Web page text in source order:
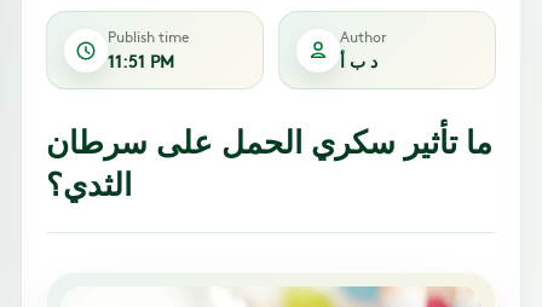
Publish time
11:51 PM
Author
د ب أ
ما تأثير سكري الحمل على سرطان
الثدي؟